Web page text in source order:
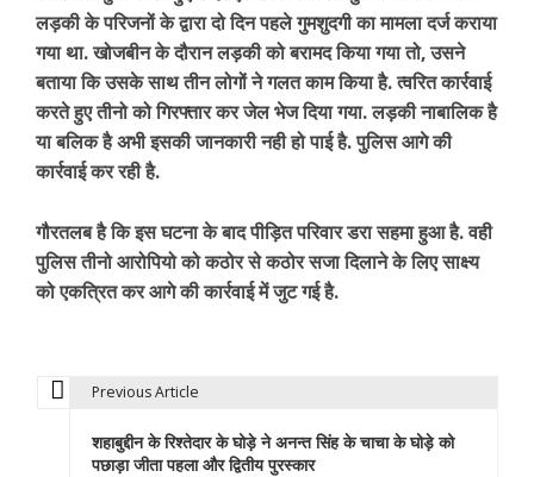
लड़की के परिजनों के द्वारा दो दिन पहले गुमशुदगी का मामला दर्ज कराया
गया था. खोजबीन के दौरान लड़की को बरामद किया गया तो, उसने
बताया कि उसके साथ तीन लोगों ने गलत काम किया है. त्वरित कार्रवाई
करते हुए तीनो को गिरफ्तार कर जेल भेज दिया गया. लड़की नाबालिक है
या बलिक है अभी इसकी जानकारी नही हो पाई है. पुलिस आगे की
कार्रवाई कर रही है.
गौरतलब है कि इस घटना के बाद पीड़ित परिवार डरा सहमा हुआ है. वही
पुलिस तीनो आरोपियो को कठोर से कठोर सजा दिलाने के लिए साक्ष्य
को एकत्रित कर आगे की कार्रवाई में जुट गई है.
Previous Article
शहाबुद्दीन के रिश्तेदार के घोड़े ने अनन्त सिंह के चाचा के घोड़े को
पछाड़ा जीता पहला और द्वितीय पुरस्कार